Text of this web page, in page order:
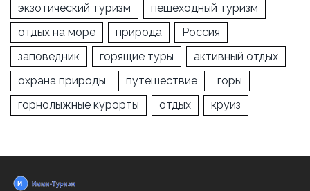
экзотический туризм
пешеходный туризм
отдых на море
природа
Россия
заповедник
горящие туры
активный отдых
охрана природы
путешествие
горы
горнолыжные курорты
отдых круиз